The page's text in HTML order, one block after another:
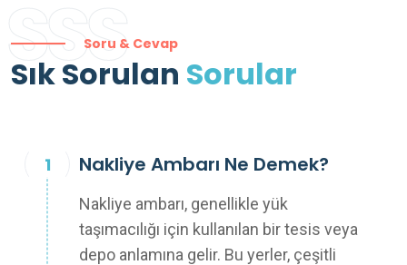
SSSSoru & Cevap
Sık Sorulan Sorular
Nakliye Ambarı Ne Demek?
Nakliye ambarı, genellikle yük
taşımacılığı için kullanılan bir tesis veya
depo anlamına gelir. Bu yerler, çeşitli